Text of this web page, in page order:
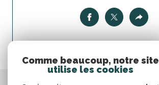
Comme beaucoup, notre site
utilise les cookies